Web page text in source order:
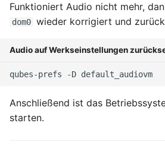
Funktioniert Audio nicht mehr,
dom0 wieder korrigiert und
Audio auf Werkseinstellungen
qubes-prefs -D
Anschließend ist das
starten.